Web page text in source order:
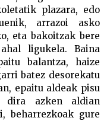
plazara, edo
arrazoi asko
eta bakoitzak bere
ligukela. Baina
balantza, haize
batez desorekatu
epaitu aldeak pisu
dira azken aldian
beharrezkoak gure